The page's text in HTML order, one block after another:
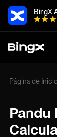
BingX
Página de Inicio
Pandu